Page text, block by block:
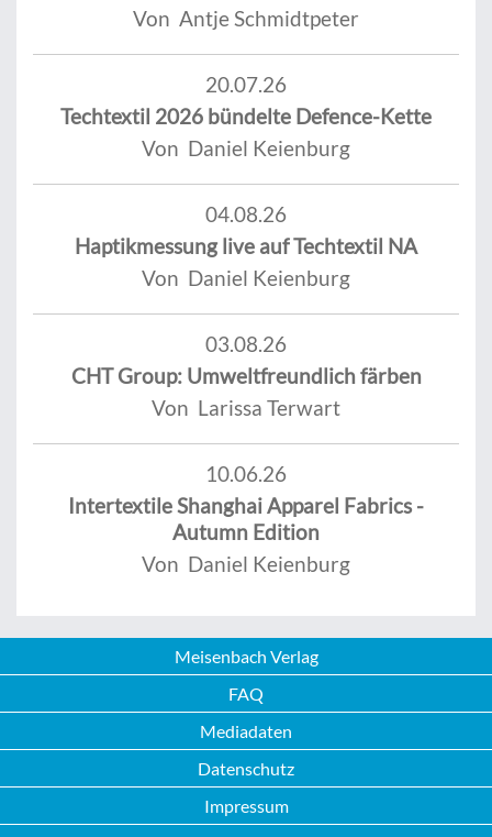
Von Antje Schmidtpeter
20.07.26
Techtextil 2026 bündelte Defence-Kette
Von Daniel Keienburg
04.08.26
Haptikmessung live auf Techtextil NA
Von Daniel Keienburg
03.08.26
CHT Group: Umweltfreundlich färben
Von Larissa Terwart
10.06.26
Intertextile Shanghai Apparel Fabrics -
Autumn Edition
Von Daniel Keienburg
Meisenbach Verlag
FAQ
Mediadaten
Datenschutz
Impressum